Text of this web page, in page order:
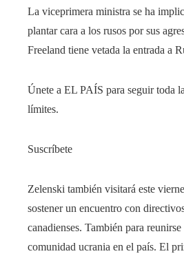
La viceprimera ministra se ha
plantar cara a los rusos por sus
Freeland tiene vetada la entrada a
Únete a EL PAÍS para seguir toda
límites.
Suscríbete
Zelenski también visitará este
sostener un encuentro con
canadienses. También para
comunidad ucrania en el país. El